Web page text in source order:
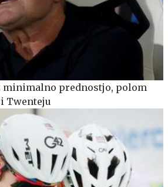
minimalno prednostjo, polom
Twenteju